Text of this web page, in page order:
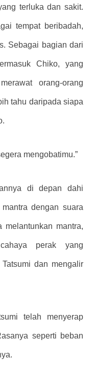
terluka dan sakit.
tempat beribadah,
Sebagai bagian dari
Chiko, yang
orang-orang
tahu daripada siapa
mengobatimu.”
di depan dahi
dengan suara
mantra,
perak yang
dan mengalir
telah menyerap
seperti beban